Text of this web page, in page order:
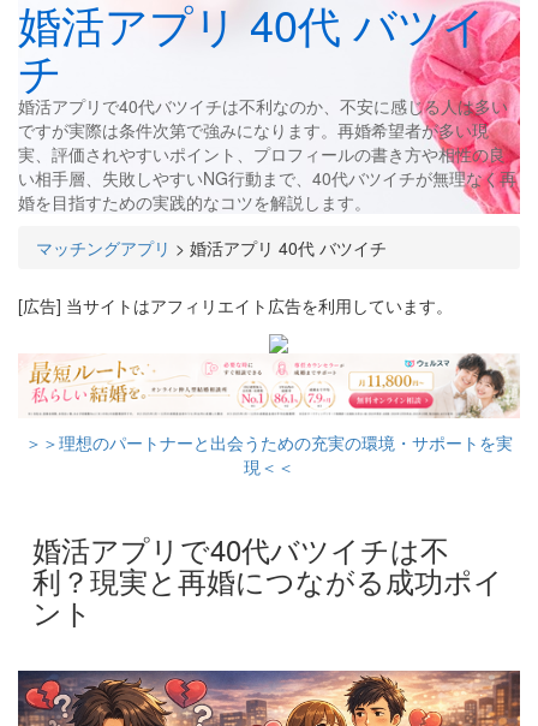
婚活アプリ 40代 バツイ
チ
婚活アプリで40代バツイチは不利なのか、不安に感じる人は多い
ですが実際は条件次第で強みになります。再婚希望者が多い現
実、評価されやすいポイント、プロフィールの書き方や相性の良
い相手層、失敗しやすいNG行動まで、40代バツイチが無理なく再
婚を目指すための実践的なコツを解説します。
マッチングアプリ > 婚活アプリ 40代 バツイチ
[広告] 当サイトはアフィリエイト広告を利用しています。
＞＞理想のパートナーと出会うための充実の環境・サポートを実
現＜＜
婚活アプリで40代バツイチは不
利？現実と再婚につながる成功ポイ
ント